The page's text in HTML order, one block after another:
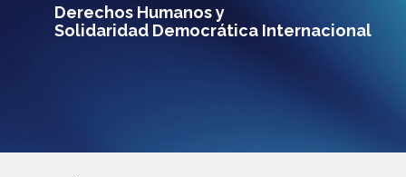
Derechos Humanos y
Solidaridad Democrática Internacional